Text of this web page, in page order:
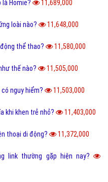
là Homie? 11,689,000
loài nào? 11,648,000
thể thao? 11,580,000
thế nào? 11,505,000
nguy hiểm? 11,503,000
khi khen trẻ nhỏ? 11,403,000
thoại di động? 11,372,000
link thường gặp hiện nay?